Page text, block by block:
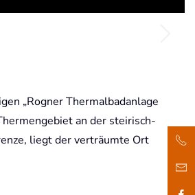
„Rogner Thermalbadanlage
an der steirisch-
liegt der verträumte Ort